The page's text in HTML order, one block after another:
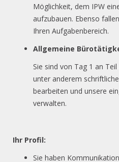
Möglichkeit, dem IPW
aufzubauen. Ebenso
Ihren Aufgabenbereich.
Allgemeine
Sie sind von Tag 1 an
unter anderem
bearbeiten und unsere
verwalten.
Ihr Profil:
Sie haben